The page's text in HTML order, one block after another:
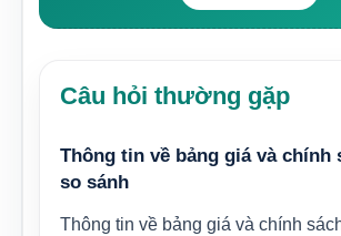
Câu hỏi thường gặp
Thông tin về bảng giá và chính
so sánh
Thông tin về bảng giá và chính